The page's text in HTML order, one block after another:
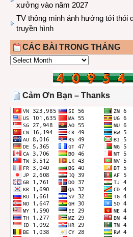
xưởng vào năm 2027
TV thông minh ảnh hưởng tới thói
truyền hình
CÁC BÀI TRONG THÁNG
CÁC
THÁNG
Cảm Ơn Bạn – Thanks